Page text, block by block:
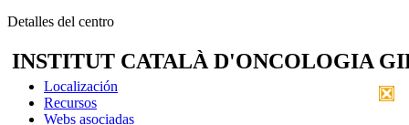
Detalles del centro
INSTITUT CATALÀ D'ONCOLOGIA
Localización
Recursos
Webs asociadas